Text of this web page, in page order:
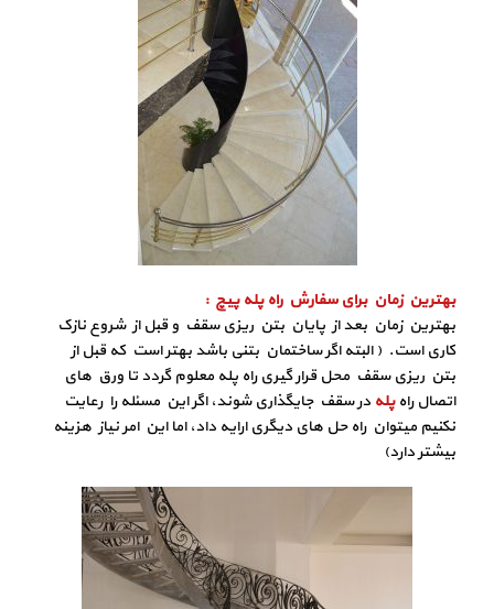
بهترین زمان برای سفارش راه پله پیچ :
بهترین زمان بعد از پایان بتن ریزی سقف و قبل از شروع نازک
کاری است. ( البته اگر ساختمان بتنی باشد بهتر است که قبل از
بتن ریزی سقف محل قرار گیری راه پله معلوم گردد تا ورق های
اتصال راهپله در سقف جایگذاری شوند، اگر این مسئله را رعایت
نکنیم میتوان راه حل های دیگری ارایه داد، اما این امر نیاز هزینه
بیشتر دارد)